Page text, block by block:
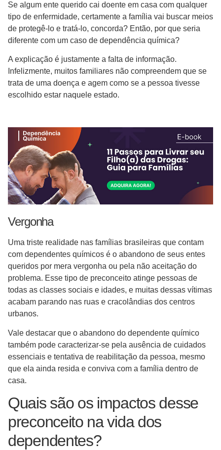
Se algum ente querido cai doente em casa com qualquer
tipo de enfermidade, certamente a família vai buscar meios
de protegê-lo e tratá-lo, concorda? Então, por que seria
diferente com um caso de dependência química?
A explicação é justamente a falta de informação.
Infelizmente, muitos familiares não compreendem que se
trata de uma doença e agem como se a pessoa tivesse
escolhido estar naquele estado.
Vergonha
Uma triste realidade nas famílias brasileiras que contam
com dependentes químicos é o abandono de seus entes
queridos por mera vergonha ou pela não aceitação do
problema. Esse tipo de preconceito atinge pessoas de
todas as classes sociais e idades, e muitas dessas vítimas
acabam parando nas ruas e cracolândias dos centros
urbanos.
Vale destacar que o abandono do dependente químico
também pode caracterizar-se pela ausência de cuidados
essenciais e tentativa de reabilitação da pessoa, mesmo
que ela ainda resida e conviva com a família dentro de
casa.
Quais são os impactos desse
preconceito na vida dos
dependentes?